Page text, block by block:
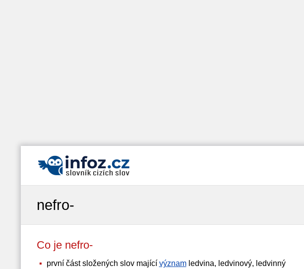
nefro-
Co je nefro-
první část složených slov mající významledvina, ledvinový, ledvinný